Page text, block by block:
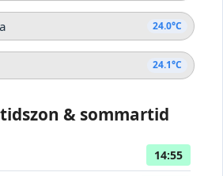
24.0°C
24.1°C
& sommartid
14:55